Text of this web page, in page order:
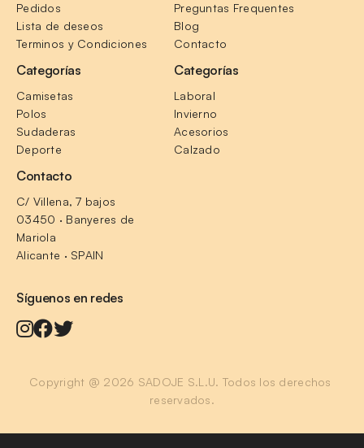
Pedidos
Lista de deseos
Terminos y Condiciones
Preguntas Frequentes
Blog
Contacto
Categorías
Camisetas
Polos
Sudaderas
Deporte
Categorías
Laboral
Invierno
Acesorios
Calzado
Contacto
C/ Villena, 7 bajos
03450 · Banyeres de
Mariola
Alicante · SPAIN
Síguenos en redes
Copyright @ 2026 SADOJE S.L.U. Todos los derechos
reservados.